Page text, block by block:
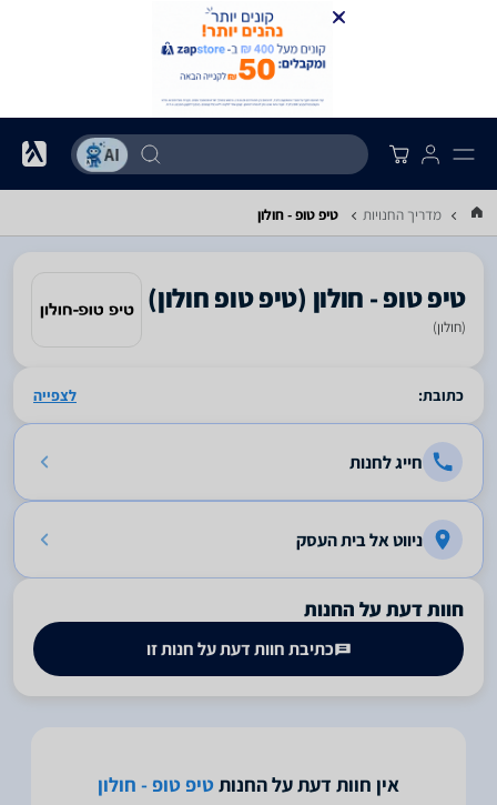
מדריך החנויות טיפ טופ - חולון
(חולון)
כתובת: לצפייה
חייג לחנות
ניווט אל בית העסק
חוות דעת על החנות
כתיבת חוות דעת על חנות זו
אין חוות דעת על החנותטיפ טופ - חולון